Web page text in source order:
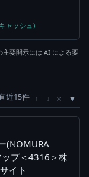
ャッシュ)
要開示には AI による要
近15件 ↑ ↓ ×
(NOMURA
ップ＜4316＞株
イト